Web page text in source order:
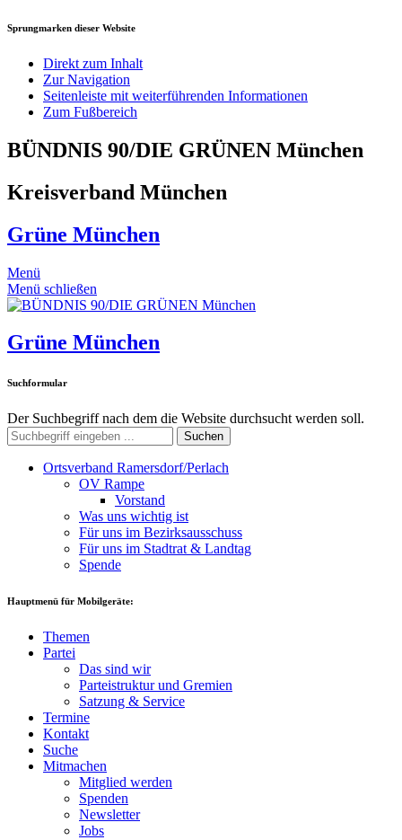
Sprungmarken dieser Website
Direkt zum Inhalt
Zur Navigation
Seitenleiste mit weiterführenden Informationen
Zum Fußbereich
BÜNDNIS 90/DIE GRÜNEN München
Kreisverband München
Grüne München
Menü
Menü schließen
Grüne München
Suchformular
Der Suchbegriff nach dem die Website durchsucht werden soll.
Suchen
Ortsverband Ramersdorf/Perlach
OV Rampe
Vorstand
Was uns wichtig ist
Für uns im Bezirksausschuss
Für uns im Stadtrat & Landtag
Spende
Hauptmenü für Mobilgeräte:
Themen
Partei
Das sind wir
Parteistruktur und Gremien
Satzung & Service
Termine
Kontakt
Suche
Mitmachen
Mitglied werden
Spenden
Newsletter
Jobs